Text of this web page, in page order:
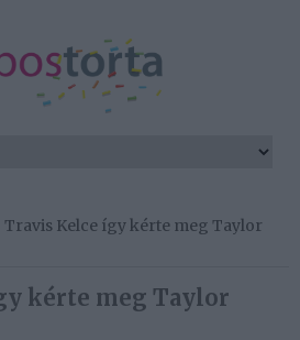
Travis Kelce így kérte meg Taylor
kérte meg Taylor